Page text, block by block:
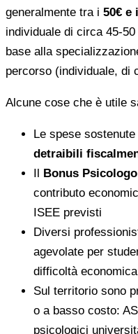
generalmente tra i 50€ e
individuale di circa 45-
base alla
percorso (individuale, di
Alcune cose che è utile
Le spese
detraibili
Il Bonus Psicologo
contributo
ISEE previsti
Diversi
agevolate per
difficoltà economica
Sul territorio sono
o a basso costo:
psicologici